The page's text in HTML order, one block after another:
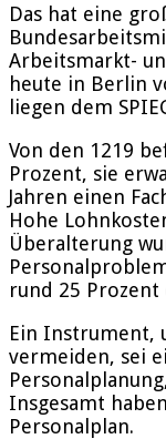
Das hat eine
Arbeitsmarkt-
heute in Berlin
liegen dem
Von den 1219
Prozent, sie
Jahren einen
Hohe
Überalterung
rund 25
Ein Instrument,
vermeiden, sei
Insgesamt
Personalplan.